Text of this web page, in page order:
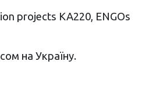
projects KA220, ENGOs
на Україну.